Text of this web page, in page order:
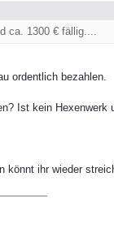
ca. 1300 € fällig....
ordentlich bezahlen.
Ist kein
könnt ihr wieder